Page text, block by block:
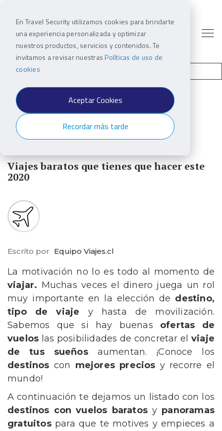
En Travel Security utilizamos cookies para brindarte
una experiencia personalizada y optimizar
nuestros productos, servicios y contenidos. Te
invitamos a revisar nuestrasPolíticas de uso de
cookies
Aceptar Cookies
Recordar más tarde
SABER VIAJAR
Viajes baratos que tienes que hacer este
2020
Escrito por Equipo Viajes.cl
La motivación no lo es todo al momento de
viajar. Muchas veces el dinero juega un rol
muy importante en la elección de destino,
tipo de viaje y hasta de movilización.
Sabemos que si hay buenas ofertas de
vuelos las posibilidades de concretar el viaje
de tus sueñosaumentan. ¡Conoce los
destinos con mejores precios y recorre el
mundo!
A continuación te dejamos un listado con los
destinos con vuelos baratosy panoramas
gratuitospara que te motives y empieces a